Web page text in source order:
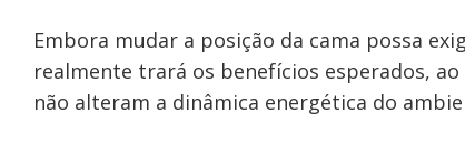
Embora mudar a posição da cama possa
realmente trará os benefícios esperados,
não alteram a dinâmica energética do